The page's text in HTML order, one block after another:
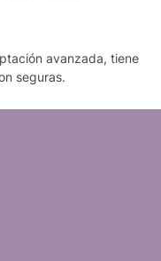
avanzada, tiene
seguras.